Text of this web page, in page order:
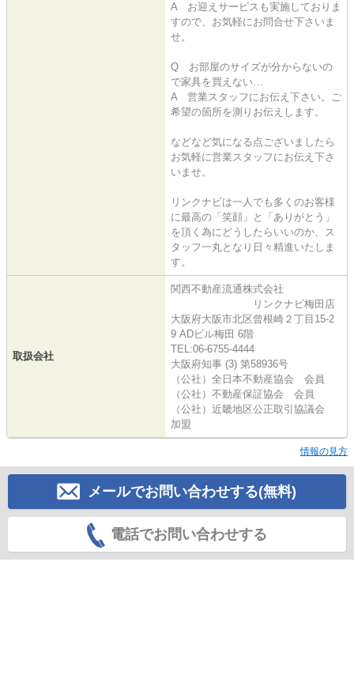
A お迎えサービスも実施しておりま
すので、お気軽にお問合せ下さいま
せ。
Q お部屋のサイズが分からないの
で家具を買えない…
A 営業スタッフにお伝え下さい。ご
希望の箇所を測りお伝えします。
などなど気になる点ございましたら
お気軽に営業スタッフにお伝え下さ
いませ。
リンクナビは一人でも多くのお客様
に最高の「笑顔」と「ありがとう」
を頂く為にどうしたらいいのか、ス
タッフ一丸となり日々精進いたしま
す。
取扱会社
関西不動産流通株式会社
リンクナビ梅田店
大阪府大阪市北区曾根崎２丁目15-2
9 ADビル梅田 6階
TEL:06-6755-4444
大阪府知事 (3) 第58936号
（公社）全日本不動産協会 会員
（公社）不動産保証協会 会員
（公社）近畿地区公正取引協議会
加盟
情報の見方
メールでお問い合わせする(無料)
電話でお問い合わせする